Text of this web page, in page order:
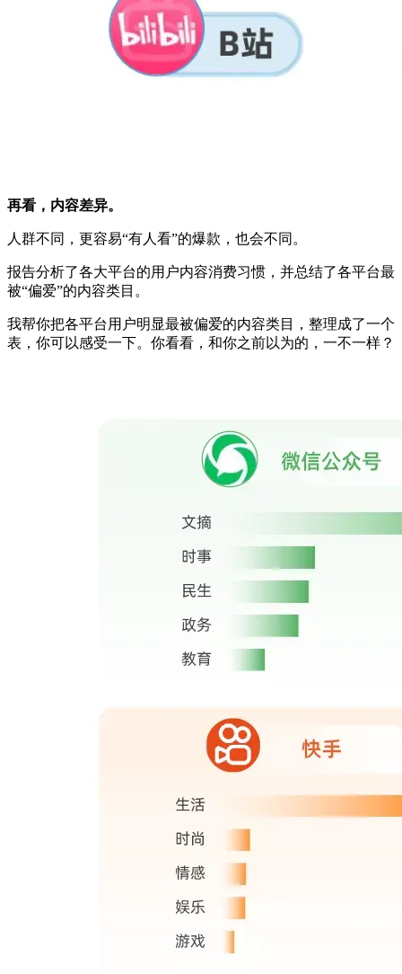
再看，内容差异。
人群不同，更容易“有人看”的爆款，也会不同。
报告分析了各大平台的用户内容消费习惯，并总结了各平台最
被“偏爱”的内容类目。
我帮你把各平台用户明显最被偏爱的内容类目，整理成了一个
表，你可以感受一下。你看看，和你之前以为的，一不一样？